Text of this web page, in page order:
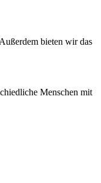
bieten wir das
Menschen mit